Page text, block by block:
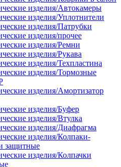
изделия/Автокамеры
изделия/Уплотнители
изделия/Патрубки
изделия/прочее
изделия/Ремни
изделия/Рукава
изделия/Техпластина
изделия/Тормозные
изделия/Амортизатор
изделия/Буфер
изделия/Втулка
изделия/Диафрагма
изделия/Колпаки-
защитные
изделия/Колпачки